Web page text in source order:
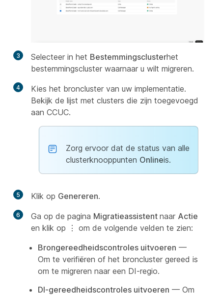
3 Selecteer in het Bestemmingsclusterhet
bestemmingscluster waarnaar u wilt migreren.
4
Kies het broncluster van uw implementatie.
Bekijk de lijst met clusters die zijn toegevoegd
aan CCUC.
Zorg ervoor dat de status van alle
clusterknooppunten Onlineis.
5 Klik op Genereren.
6 Ga op de pagina Migratieassistent naar Actie
en klik op
⋮ om de volgende velden te zien:
Brongereedheidscontroles uitvoeren —
Om te verifiëren of het broncluster gereed is
om te migreren naar een DI-regio.
DI-gereedheidscontroles uitvoeren — Om